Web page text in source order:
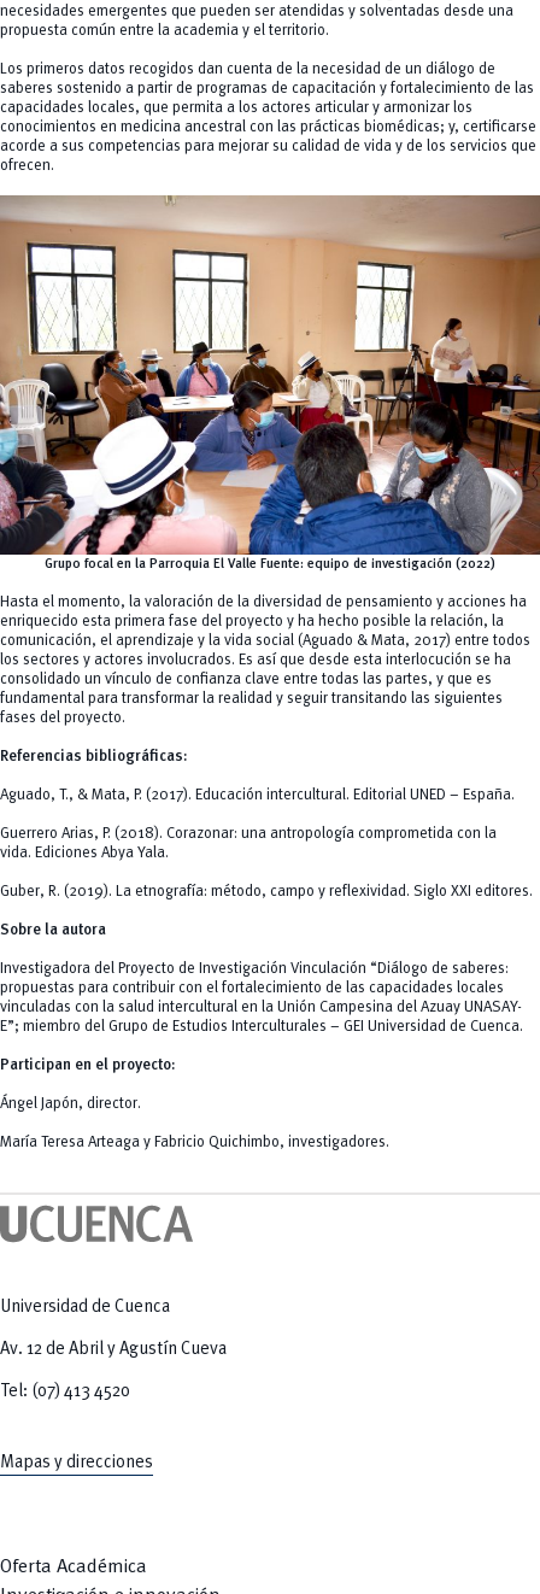
necesidades emergentes que pueden ser atendidas y solventadas desde una
propuesta común entre la academia y el territorio.
Los primeros datos recogidos dan cuenta de la necesidad de un diálogo de
saberes sostenido a partir de programas de capacitación y fortalecimiento de las
capacidades locales, que permita a los actores articular y armonizar los
conocimientos en medicina ancestral con las prácticas biomédicas; y, certificarse
acorde a sus competencias para mejorar su calidad de vida y de los servicios que
ofrecen.
Grupo focal en la Parroquia El Valle Fuente: equipo de investigación (2022)
Hasta el momento, la valoración de la diversidad de pensamiento y acciones ha
enriquecido esta primera fase del proyecto y ha hecho posible la relación, la
comunicación, el aprendizaje y la vida social (Aguado & Mata, 2017) entre todos
los sectores y actores involucrados. Es así que desde esta interlocución se ha
consolidado un vínculo de confianza clave entre todas las partes, y que es
fundamental para transformar la realidad y seguir transitando las siguientes
fases del proyecto.
Referencias bibliográficas:
Aguado, T., & Mata, P. (2017). Educación intercultural. Editorial UNED – España.
Guerrero Arias, P. (2018). Corazonar: una antropología comprometida con la
vida. Ediciones Abya Yala.
Guber, R. (2019). La etnografía: método, campo y reflexividad . Siglo XXI editores.
Sobre la autora
Investigadora del Proyecto de Investigación Vinculación “ Diálogo de saberes:
propuestas para contribuir con el fortalecimiento de las capacidades locales
vinculadas con la salud intercultural en la Unión Campesina del Azuay UNASAY-
E”; miembro del Grupo de Estudios Interculturales – GEI Universidad de Cuenca.
Participan en el proyecto:
Ángel Japón, director.
María Teresa Arteaga y Fabricio Quichimbo, investigadores.
Universidad de Cuenca
Av. 12 de Abril y Agustín Cueva
Tel: (07) 413 4520
Mapas y direcciones
Oferta Académica